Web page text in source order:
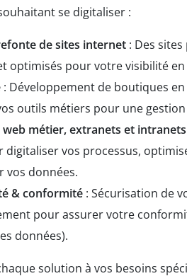
se digitaliser :
de sites internet : Des
optimisés pour votre visibilité en
: Développement de boutiques
outils métiers pour une
métier, extranets et intranets
digitaliser vos processus,
vos données.
& conformité : Sécurisation de
pour assurer votre
données).
solution à vos besoins